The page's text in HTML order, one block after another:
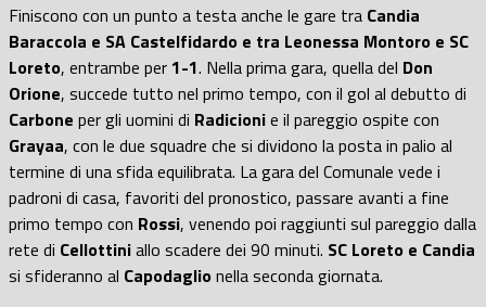
Finiscono con un punto a testa anche le gare tra Candia
Baraccola e SA Castelfidardo e tra Leonessa Montoro e SC
Loreto, entrambe per1-1. Nella prima gara, quella del Don
Orione, succede tutto nel primo tempo, con il gol al debutto di
Carbone per gli uomini di Radicionie il pareggio ospite con
Grayaa, con le due squadre che si dividono la posta in palio al
termine di una sfida equilibrata. La gara del Comunale vede i
padroni di casa, favoriti del pronostico, passare avanti a fine
primo tempo con Rossi, venendo poi raggiunti sul pareggio dalla
rete di Cellottiniallo scadere dei 90 minuti. SC Loreto e Candia
si sfideranno al Capodaglionella seconda giornata.